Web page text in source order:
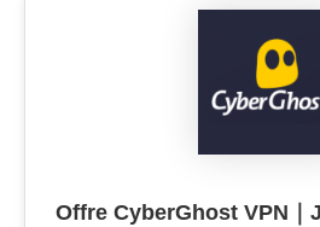
Offre CyberGhost VPN｜